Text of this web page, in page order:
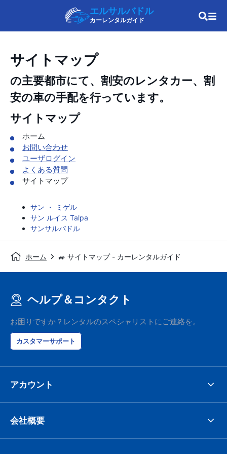
エルサルバドル
カーレンタルガイド
サイトマップ
の主要都市にて、割安のレンタカー、割
安の車の手配を行っています。
サイトマップ
ホーム
お問い合わせ
ユーザログイン
よくある質問
サイトマップ
サン ・ ミゲル
サン ルイス Talpa
サンサルバドル
ホーム 🚙 サイトマップ - カーレンタルガイド
ヘルプ＆コンタクト
お困りですか？レンタルのスペシャリストにご連絡を。
カスタマーサポート
アカウント
会社概要